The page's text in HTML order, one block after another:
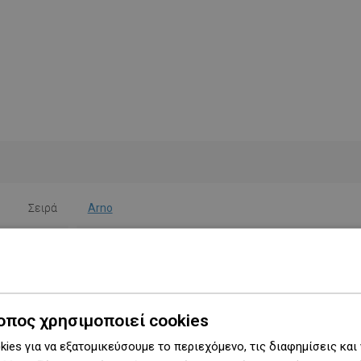
Σειρά Arno
Χρώμα Χρυσός
χρησιμοποιεί cookies
για να εξατομικεύσουμε το περιεχόμενο, τις διαφημίσεις